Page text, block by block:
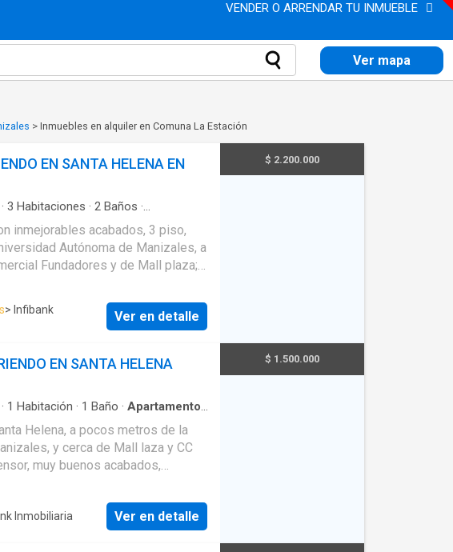
VENDER O ARRENDAR TU INMUEBLE
Ver mapa
> Inmuebles en alquiler en Comuna La Estación
EN SANTA HELENA EN
· 3 Habitaciones · 2 Baños ·
integral·Gas natural·Vista
inmejorables acabados, 3 piso,
Autónoma de Manizales, a
Fundadores y de Mall plaza;
barra americana, área de ropas y
salón social, zona infantil,
> Infibank
Ver en detalle
$ 2.200.000
EN SANTA HELENA
· 1 Habitación · 1 Baño · Apartamento
privada
Helena, a pocos metros de la
y cerca de Mall laza y CC
muy buenos acabados,
área de ropas y parqueadero para
Inmobiliaria Ver en detalle
$ 1.500.000